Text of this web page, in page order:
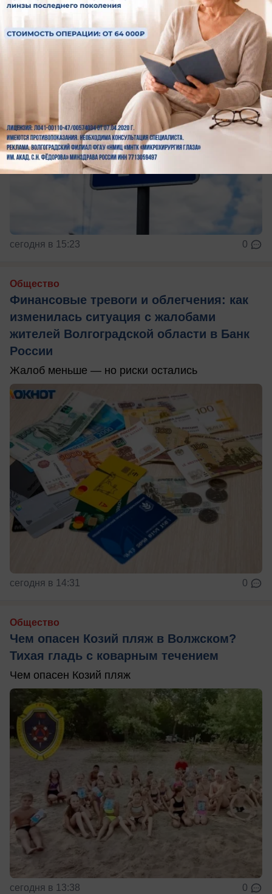
платных парковок в Волжском
Владельцы авто - готовьте деньги
сегодня в 15:23 0
Общество
Финансовые тревоги и облегчения: как
изменилась ситуация с жалобами
жителей Волгоградской области в Банк
России
Жалоб меньше — но риски остались
сегодня в 14:31 0
Общество
Чем опасен Козий пляж в Волжском?
Тихая гладь с коварным течением
Чем опасен Козий пляж
сегодня в 13:38 0